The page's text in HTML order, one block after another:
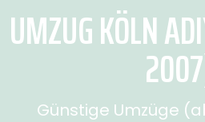
UMZUG KÖLN
Günstige Umzüge